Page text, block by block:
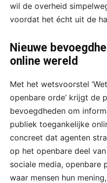
wil de overheid
voordat het écht uit de
Nieuwe
online wereld
Met het wetsvoorstel
openbare orde’ krijgt de
bevoegdheden om
publiek toegankelijke
concreet dat agenten
op het openbare deel
sociale media, openbare
waar mensen hun